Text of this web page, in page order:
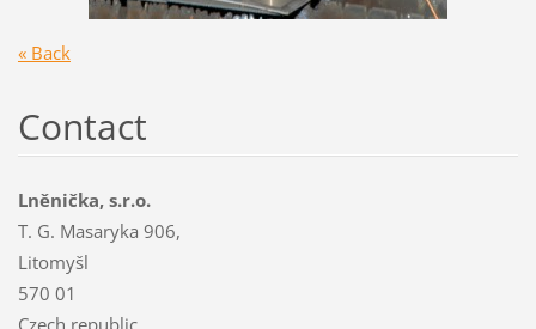
« Back
Contact
Lněnička, s.r.o.
T. G. Masaryka 906,
Litomyšl
570 01
Czech republic